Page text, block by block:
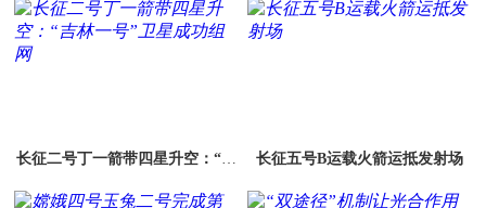
长征二号丁一箭带四星升空：“吉
长征五号B运载火箭运抵发射场